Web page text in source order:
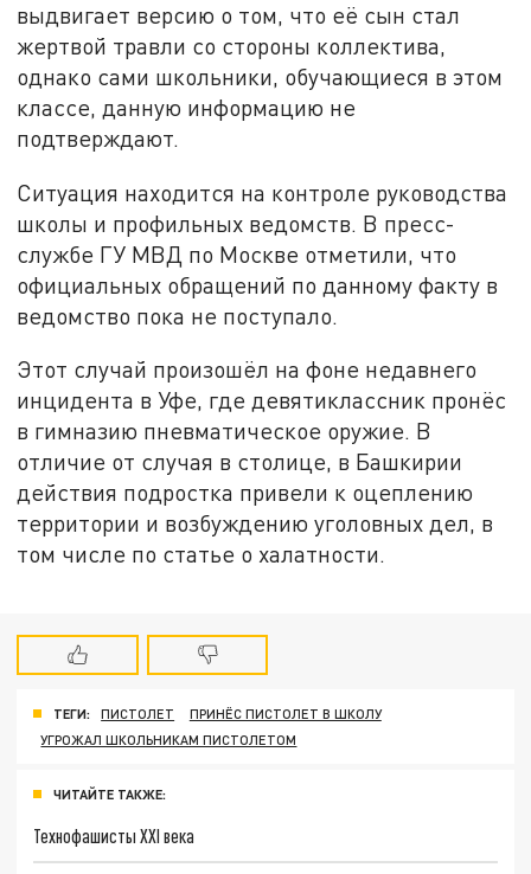
выдвигает версию о том, что её сын стал
жертвой травли со стороны коллектива,
однако сами школьники, обучающиеся в этом
классе, данную информацию не
подтверждают.
Ситуация находится на контроле руководства
школы и профильных ведомств. В пресс-
службе ГУ МВД по Москве отметили, что
официальных обращений по данному факту в
ведомство пока не поступало.
Этот случай произошёл на фоне недавнего
инцидента в Уфе, где девятиклассник пронёс
в гимназию пневматическое оружие. В
отличие от случая в столице, в Башкирии
действия подростка привели к оцеплению
территории и возбуждению уголовных дел, в
том числе по статье о халатности.
ТЕГИ: ПИСТОЛЕТ
ПРИНЁС ПИСТОЛЕТ В ШКОЛУ
УГРОЖАЛ ШКОЛЬНИКАМ ПИСТОЛЕТОМ
ЧИТАЙТЕ ТАКЖЕ:
Технофашисты XXI века